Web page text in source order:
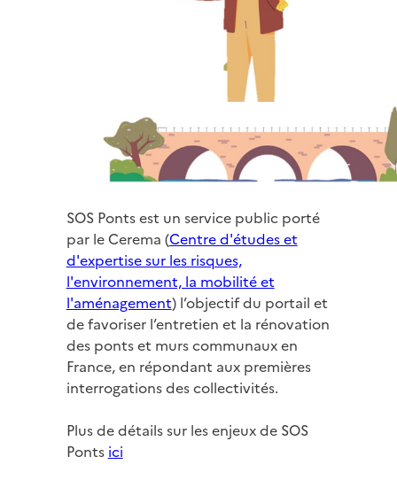
SOS Ponts est un service public porté
par le Cerema (Centre d'études et
d'expertise sur les risques,
l'environnement, la mobilité et
l'aménagement) l’objectif du portail et
de favoriser l’entretien et la rénovation
des ponts et murs communaux en
France, en répondant aux premières
interrogations des collectivités.
Plus de détails sur les enjeux de SOS
Ponts ici